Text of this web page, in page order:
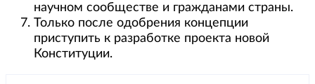
научном сообществе и гражданами страны.
Только после одобрения концепции
приступить к разработке проекта новой
Конституции.